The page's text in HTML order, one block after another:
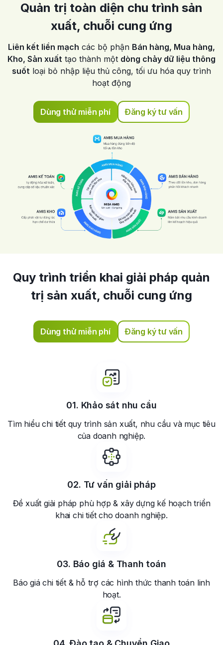
Quản trị toàn diện chu trình sản
xuất, chuỗi cung ứng
Liên kết liền mạch các bộ phận Bán hàng, Mua hàng,
Kho, Sản xuất tạo thành một dòng chảy dữ liệu thông
suốt loại bỏ nhập liệu thủ công, tối ưu hóa quy trình
hoạt động
Dùng thử miễn phí Đăng ký tư vấn
Quy trình triển khai giải pháp quản
trị sản xuất, chuỗi cung ứng
Dùng thử miễn phí Đăng ký tư vấn
01. Khảo sát nhu cầu
Tìm hiểu chi tiết quy trình sản xuất, nhu cầu và mục tiêu
của doanh nghiệp.
02. Tư vấn giải pháp
Đề xuất giải pháp phù hợp & xây dựng kế hoạch triển
khai chi tiết cho doanh nghiệp.
03. Báo giá & Thanh toán
Báo giá chi tiết & hỗ trợ các hình thức thanh toán linh
hoạt.